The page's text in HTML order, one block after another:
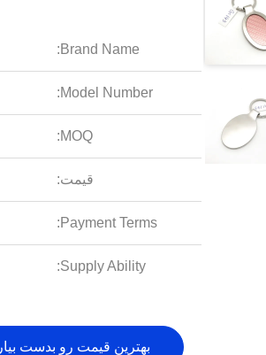
Brand Name:
Model Number:
MOQ:
قیمت:
Payment Terms:
Supply Ability:
بهترین قیمت رو بدست بیار